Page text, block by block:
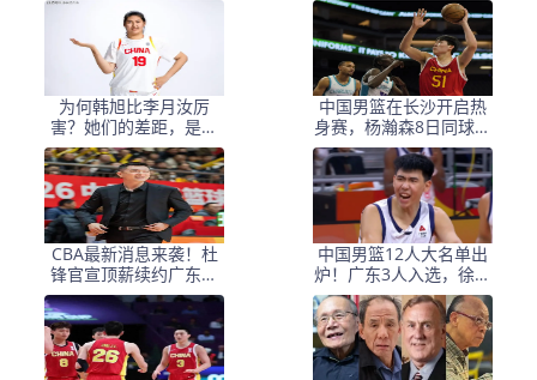
为何韩旭比李月汝厉
害？她们的差距，是张
子宇选秀顺位暴跌的原
因
中国男篮在长沙开启热
身赛，杨瀚森8日同球队
会合
CBA最新消息来袭！杜
锋官宣顶薪续约广东男
篮，杨鸣婉拒执教北控
中国男篮12人大名单出
炉！广东3人入选，徐昕
国家队首秀，胡明轩轮
休